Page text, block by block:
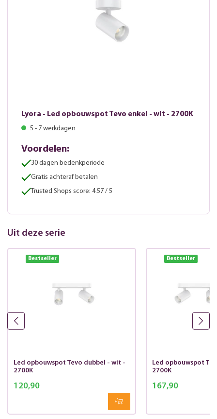
Lyora - Led opbouwspot Tevo enkel - wit - 2700K
5 - 7 werkdagen
Voordelen:
30 dagen bedenkperiode
Gratis achteraf betalen
Trusted Shops score: 4.57 / 5
Uit deze serie
Bestseller
Led opbouwspot Tevo dubbel - wit -
2700K
120,90
Bestseller
Led opbouwspot
2700K
167,90